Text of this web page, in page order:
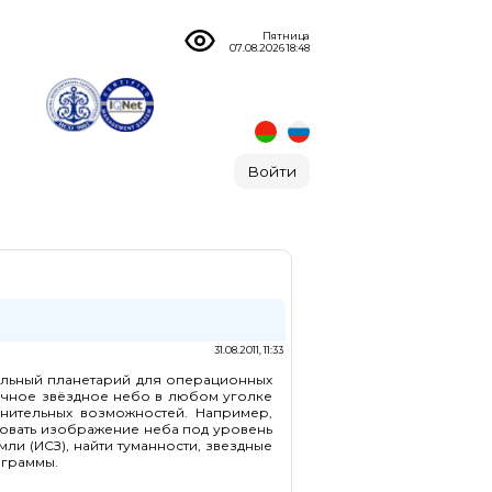
Пятница
07.08.2026 18:48
Войти
31.08.2011, 11:33
планетарий для операционных
звёздное небо в любом уголке
возможностей. Например,
изображение неба под уровень
(ИСЗ), найти туманности, звездные